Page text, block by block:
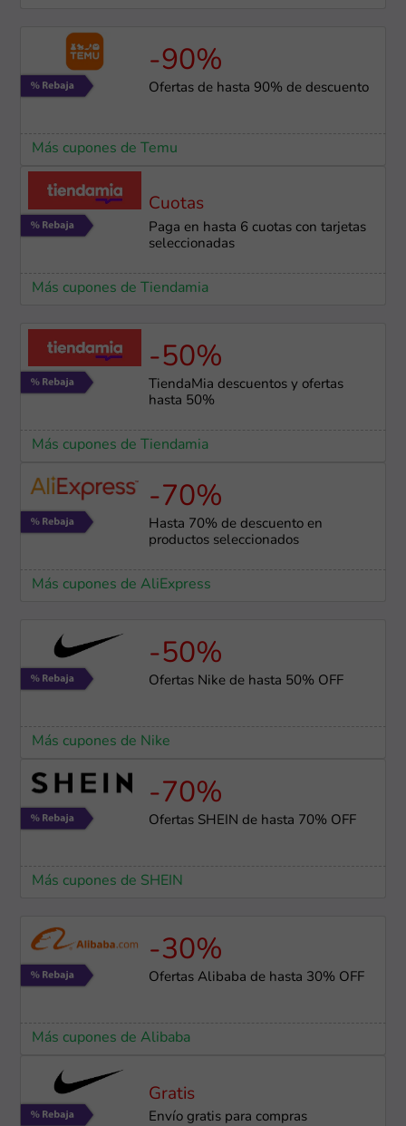
-90%
Ofertas de hasta 90% de descuento
Más cupones de Temu
Cuotas
Paga en hasta 6 cuotas con tarjetas
seleccionadas
Más cupones de Tiendamia
-50%
TiendaMia descuentos y ofertas
hasta 50%
Más cupones de Tiendamia
-70%
Hasta 70% de descuento en
productos seleccionados
Más cupones de AliExpress
-50%
Ofertas Nike de hasta 50% OFF
Más cupones de Nike
-70%
Ofertas SHEIN de hasta 70% OFF
Más cupones de SHEIN
-30%
Ofertas Alibaba de hasta 30% OFF
Más cupones de Alibaba
Gratis
Envío gratis para compras